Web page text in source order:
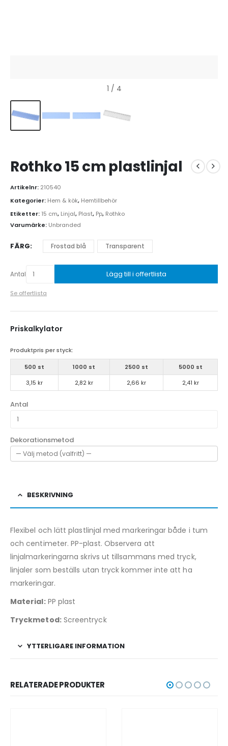
1 / 4
Rothko 15 cm plastlinjal
Artikelnr: 210540
Kategorier: Hem & kök, Hemtillbehör
Etiketter: 15 cm, Linjal, Plast, Pp, Rothko
Varumärke: Unbranded
FÄRG Frostad blå Transparent
Antal Lägg till i offertlista
Se offertlista
Priskalkylator
Produktpris per styck:
500 st 1000 st 2500 st
5000 st
3,15 kr
2,82 kr 2,66 kr 2,41 kr
Antal
Dekorationsmetod
BESKRIVNING
Flexibel och lätt plastlinjal med markeringar både i tum
och centimeter. PP-plast. Observera att
linjalmarkeringarna skrivs ut tillsammans med tryck,
linjaler som beställs utan tryck kommer inte att ha
markeringar.
Material:PP plast
Tryckmetod:Screentryck
YTTERLIGARE INFORMATION
RELATERADE PRODUKTER